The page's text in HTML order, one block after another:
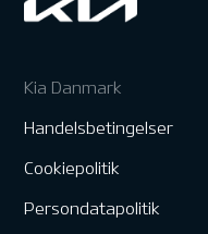
Kia Danmark
Handelsbetingelser
Cookiepolitik
Persondatapolitik